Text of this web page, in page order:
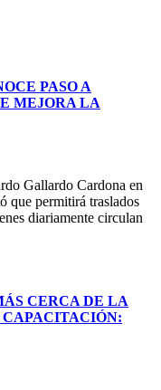
PASO A
MEJORA LA
Gallardo Cardona en
que permitirá traslados
diariamente circulan
CERCA DE LA
CAPACITACIÓN: